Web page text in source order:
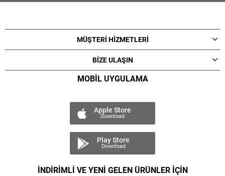
MÜŞTERİ HİZMETLERİ
BİZE ULAŞIN
MOBİL UYGULAMA
Apple Store
Download
Play Store
Download
İNDİRİMLİ VE YENİ GELEN ÜRÜNLER İÇİN